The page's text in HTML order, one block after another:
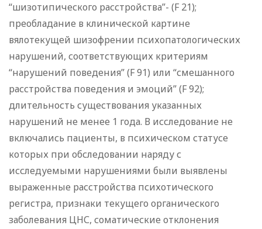
“шизотипического расстройства”- (F 21);
преобладание в клинической картине
вялотекущей шизофрении психопатологических
нарушений, соответствующих критериям
“нарушений поведения” (F 91) или “смешанного
расстройства поведения и эмоций” (F 92);
длительность существования указанных
нарушений не менее 1 года. В исследование не
включались пациенты, в психическом статусе
которых при обследовании наряду с
исследуемыми нарушениями были выявлены
выраженные расстройства психотического
регистра, признаки текущего органического
заболевания ЦНС, соматические отклонения